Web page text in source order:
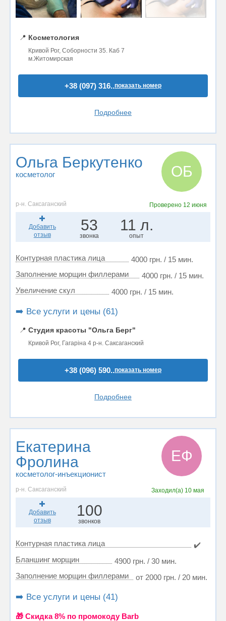
📍 Косметология
Кривой Рог, Соборности 35. Каб 7
м.Житомирская
+38 (097) 316..показать номер
Подробнее
Ольга Беркутенко
косметолог ОБ
р-н. Саксаганский Проверено 12 июня
Добавить
отзыв
53
звонка
11 л.
опыт
Контурная пластика лица
4000 грн. / 15 мин.
Заполнение морщин филлерами
4000 грн. / 15 мин.
Увеличение скул
4000 грн. / 15 мин.
➡️ Все услуги и цены (61)
📍 Студия красоты "Ольга Берг"
Кривой Рог, Гагаріна 4 р-н. Саксаганский
+38 (096) 590..показать номер
Подробнее
Екатерина
Фролина
косметолог-инъекционист
ЕФ
р-н. Саксаганский Заходил(а) 10 мая
Добавить
отзыв
100
звонков
Контурная пластика лица
✔️
Бланшинг морщин
4900 грн. / 30 мин.
Заполнение морщин филлерами
от 2000 грн. / 20 мин.
➡️ Все услуги и цены (41)
🎁 Cкидка 8% по промокоду Barb